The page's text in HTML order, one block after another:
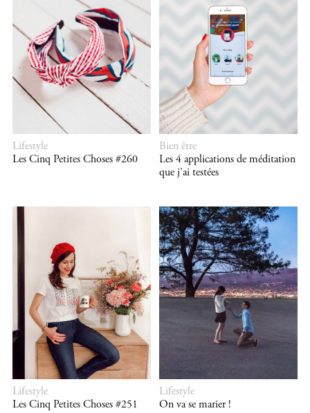
Lifestyle
Les Cinq Petites Choses #260
Bien être
Les 4 applications de méditation
que j’ai testées
Lifestyle
Les Cinq Petites Choses #251
Lifestyle
On va se marier !